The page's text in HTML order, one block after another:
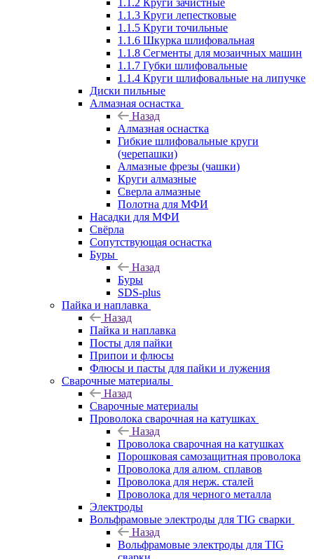
1.1.2 Круги зачистные
1.1.3 Круги лепестковые
1.1.5 Круги точильные
1.1.6 Шкурка шлифовальная
1.1.8 Сегменты для мозаичных машин
1.1.7 Губки шлифовальные
1.1.4 Круги шлифовальные на липучке
Диски пильные
Алмазная оснастка
Назад
Алмазная оснастка
Гибкие шлифовальные круги
(черепашки)
Алмазные фрезы (чашки)
Круги алмазные
Сверла алмазные
Полотна для МФИ
Насадки для МФИ
Свёрла
Сопутствующая оснастка
Буры
Назад
Буры
SDS-plus
Пайка и наплавка
Назад
Пайка и наплавка
Посты для пайки
Припои и флюсы
Флюсы и пасты для пайки и лужения
Сварочные материалы
Назад
Сварочные материалы
Проволока сварочная на катушках
Назад
Проволока сварочная на катушках
Порошковая самозащитная проволока
Проволока для алюм. сплавов
Проволока для нерж. сталей
Проволока для черного металла
Электроды
Вольфрамовые электроды для TIG сварки
Назад
Вольфрамовые электроды для TIG